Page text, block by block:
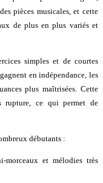
pièces musicales, et cette
de plus en plus variés et
simples et de courtes
en indépendance, les
plus maîtrisées. Cette
rupture, ce qui permet de
débutants :
et mélodies très